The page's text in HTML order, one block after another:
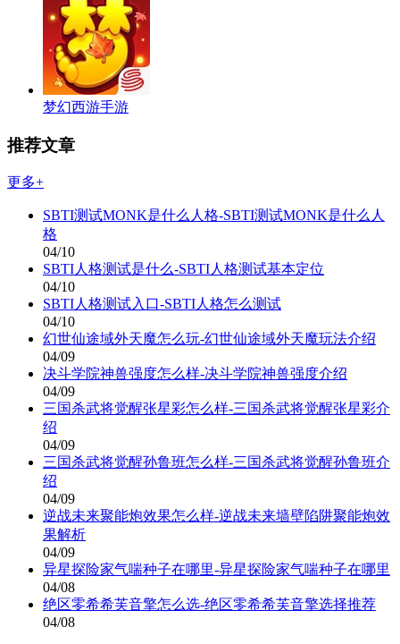
梦幻西游手游
推荐文章
更多+
SBTI测试MONK是什么人格-SBTI测试MONK是什么人
格
04/10
SBTI人格测试是什么-SBTI人格测试基本定位
04/10
SBTI人格测试入口-SBTI人格怎么测试
04/10
幻世仙途域外天魔怎么玩-幻世仙途域外天魔玩法介绍
04/09
决斗学院神兽强度怎么样-决斗学院神兽强度介绍
04/09
三国杀武将觉醒张星彩怎么样-三国杀武将觉醒张星彩介
绍
04/09
三国杀武将觉醒孙鲁班怎么样-三国杀武将觉醒孙鲁班介
绍
04/09
逆战未来聚能炮效果怎么样-逆战未来墙壁陷阱聚能炮效
果解析
04/09
异星探险家气喘种子在哪里-异星探险家气喘种子在哪里
04/08
绝区零希希芙音擎怎么选-绝区零希希芙音擎选择推荐
04/08